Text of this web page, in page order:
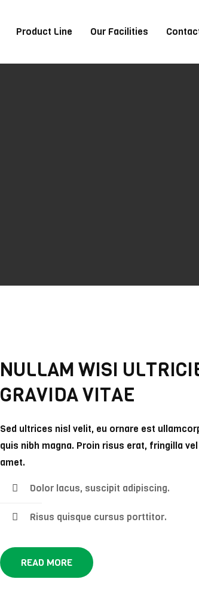
Product Line Our Facilities
NULLAM WISI
GRAVIDA VITAE
Sed ultrices nisl velit, eu ornare est
quis nibh magna. Proin risus erat, fringilla
amet.
Dolor lacus, suscipit adipiscing.
Risus quisque cursus porttitor.
READ MORE